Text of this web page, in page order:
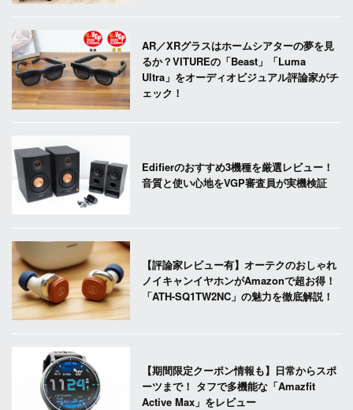
AR／XRグラスはホームシアターの夢を見
るか？VITUREの「Beast」「Luma
Ultra」をオーディオビジュアル評論家がチ
ェック！
Edifierのおすすめ3機種を厳選レビュー！
音質と使い心地をVGP審査員が実機検証
【評論家レビュー有】オーテクのおしゃれ
ノイキャンイヤホンがAmazonで超お得！
「ATH-SQ1TW2NC」の魅力を徹底解説！
【期間限定クーポン情報も】日常からスポ
ーツまで！ タフで多機能な「Amazfit
Active Max」をレビュー